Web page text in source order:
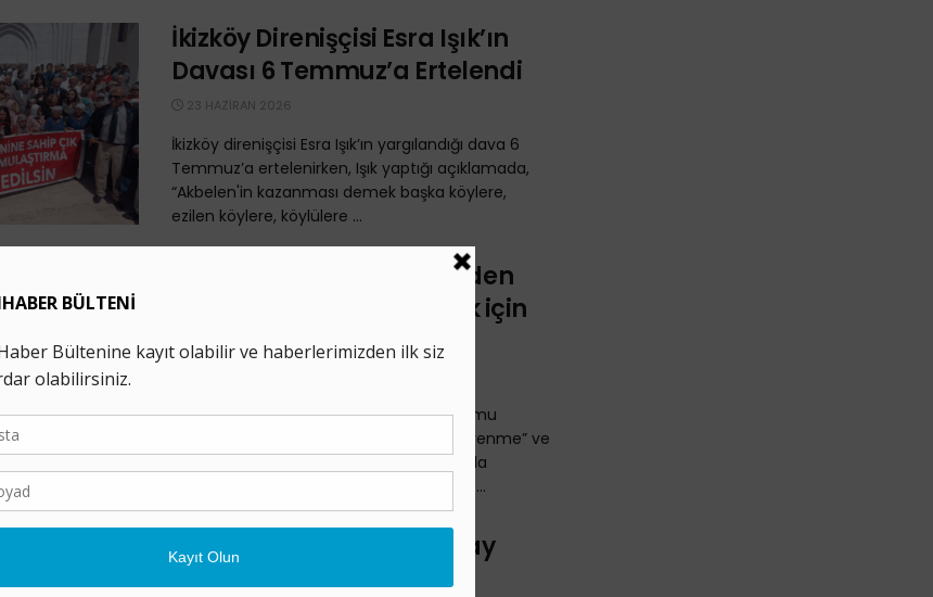
İkizköy Direnişçisi Esra Işık’ın
Davası 6 Temmuz’a Ertelendi
23 HAZIRAN 2026
İkizköy direnişçisi Esra Işık’ın yargılandığı dava 6
Temmuz’a ertelenirken, Işık yaptığı açıklamada,
“Akbelen'in kazanması demek başka köylere,
ezilen köylere, köylülere ...
Uluslararası Af Örgütü’nden
İkizköy Direnişçisi Esra Işık için
Acil Eylem Çağrısı
Çevre hakları savunucusu Esra Işık’ın “kamu
görevlisine görevini yaptırmamak için direnme” ve
“kamu görevlisine hakaret” suçlamalarıyla
yargılandığı davanın üçüncü duruşması, ...
Akbelen’de Şirket Danıştay
Kararı Dinlemedi!